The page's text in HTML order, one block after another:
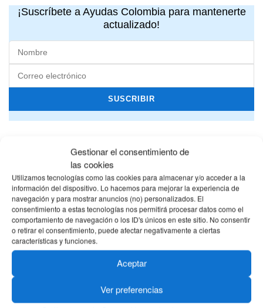
Gestionar el consentimiento de
las cookies
Utilizamos tecnologías como las cookies para almacenar y/o acceder a la
información del dispositivo. Lo hacemos para mejorar la experiencia de
navegación y para mostrar anuncios (no) personalizados. El
consentimiento a estas tecnologías nos permitirá procesar datos como el
comportamiento de navegación o los ID's únicos en este sitio. No consentir
o retirar el consentimiento, puede afectar negativamente a ciertas
características y funciones.
Aceptar
Ver preferencias
¡Suscríbete a Ayudas Colombia para mantenerte
actualizado!
www.ventanillasocial.dnp.gov.co ¿Qué es, para qué sirve y